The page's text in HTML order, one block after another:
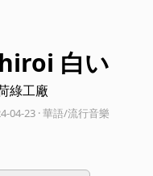
白い
綠工廠
04-23 · 華語/流行音樂